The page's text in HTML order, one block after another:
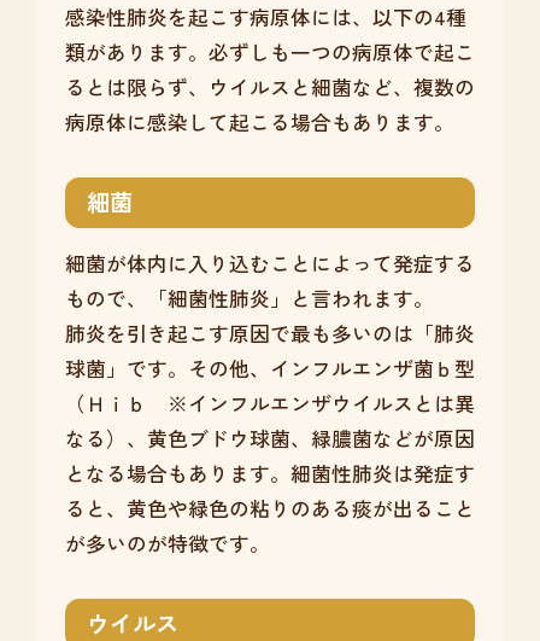
感染性肺炎を起こす病原体には、以下の4種
類があります。必ずしも一つの病原体で起こ
るとは限らず、ウイルスと細菌など、複数の
病原体に感染して起こる場合もあります。
細菌
細菌が体内に入り込むことによって発症する
もので、「細菌性肺炎」と言われます。
肺炎を引き起こす原因で最も多いのは「肺炎
球菌」です。その他、インフルエンザ菌ｂ型
（Ｈｉｂ ※インフルエンザウイルスとは異
なる）、黄色ブドウ球菌、緑膿菌などが原因
となる場合もあります。細菌性肺炎は発症す
ると、黄色や緑色の粘りのある痰が出ること
が多いのが特徴です。
ウイルス